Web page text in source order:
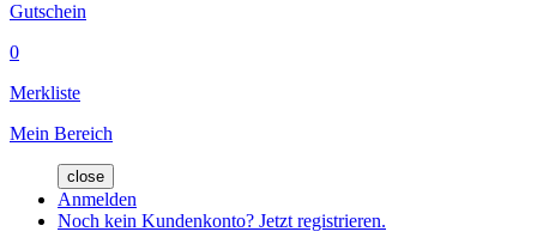
Gutschein
0
Merkliste
Mein Bereich
close
Anmelden
Noch kein Kundenkonto? Jetzt registrieren.